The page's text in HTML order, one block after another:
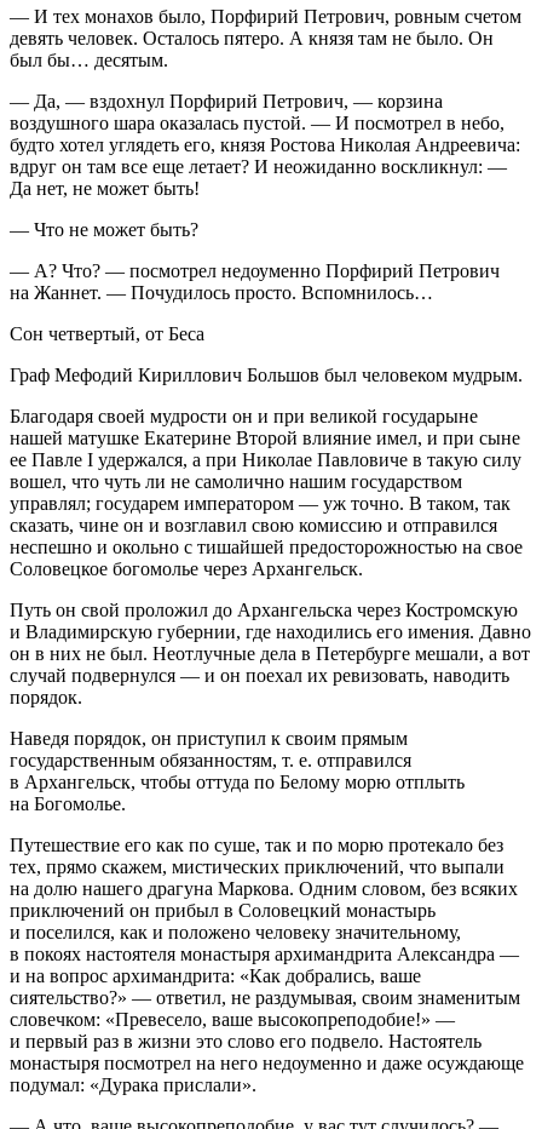
— И тех монахов было, Порфирий Петрович, ровным счетом
девять человек. Осталось пятеро. А князя там не было. Он
был бы… десятым.
— Да, — вздохнул Порфирий Петрович, — корзина
воздушного шара оказалась пустой. — И посмотрел в небо,
будто хотел углядеть его, князя Ростова Николая Андреевича:
вдруг он там все еще летает? И неожиданно воскликнул: —
Да нет, не может быть!
— Что не может быть?
— А? Что? — посмотрел недоуменно Порфирий Петрович
на Жаннет. — Почудилось просто. Вспомнилось…
Сон четвертый, от Беса
Граф Мефодий Кириллович Большов был человеком мудрым.
Благодаря своей мудрости он и при великой государыне
нашей матушке Екатерине Второй влияние имел, и при сыне
ее Павле I удержался, а при Николае Павловиче в такую силу
вошел, что чуть ли не самолично нашим государством
управлял; государем императором — уж точно. В таком, так
сказать, чине он и возглавил свою комиссию и отправился
неспешно и окольно с тишайшей предосторожностью на свое
Соловецкое богомолье через Архангельск.
Путь он свой проложил до Архангельска через Костромскую
и Владимирскую губернии, где находились его имения. Давно
он в них не был. Неотлучные дела в Петербурге мешали, а вот
случай подвернулся — и он поехал их ревизовать, наводить
порядок.
Наведя порядок, он приступил к своим прямым
государственным обязанностям, т. е. отправился
в Архангельск, чтобы оттуда по Белому морю отплыть
на Богомолье.
Путешествие его как по суше, так и по морю протекало без
тех, прямо скажем, мистических приключений, что выпали
на долю нашего драгуна Маркова. Одним словом, без всяких
приключений он прибыл в Соловецкий монастырь
и поселился, как и положено человеку значительному,
в покоях настоятеля монастыря архимандрита Александра —
и на вопрос архимандрита: «Как добрались, ваше
сиятельство?» — ответил, не раздумывая, своим знаменитым
словечком: «Превесело, ваше высокопреподобие!» —
и первый раз в жизни это слово его подвело. Настоятель
монастыря посмотрел на него недоуменно и даже осуждающе
подумал: «Дурака прислали».